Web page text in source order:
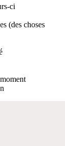
ci
(des choses